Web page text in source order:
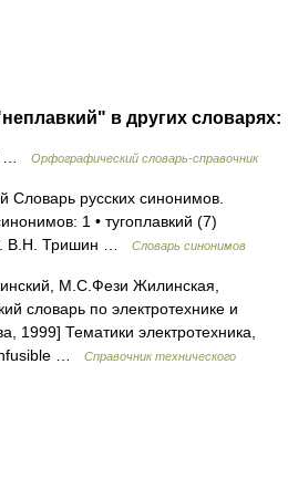
в других словарях:
… Орфографический словарь-справочник
Словарь русских синонимов.
1 • тугоплавкий (7)
В.Н. Тришин …
Словарь синонимов
М.С.Фези Жилинская,
словарь по электротехнике и
1999] Тематики электротехника,
…
Справочник технического